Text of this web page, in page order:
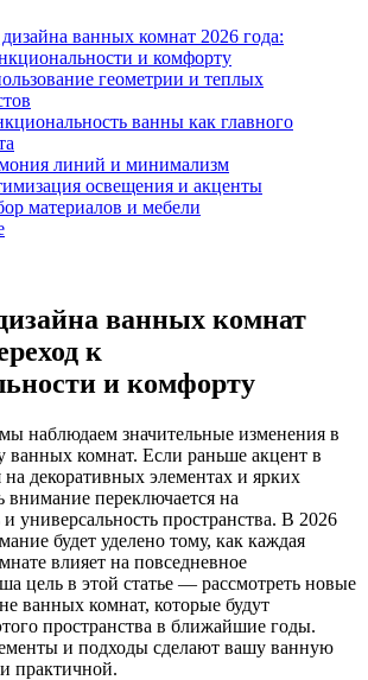
ванных комнат 2026 года:
и комфорту
геометрии и теплых
ванны как главного
линий и минимализм
освещения и акценты
материалов и мебели
ванных комнат
к
и комфорту
наблюдаем значительные изменения в
ванных комнат. Если раньше акцент в
декоративных элементах и ярких
внимание переключается на
универсальность пространства. В 2026
будет уделено тому, как каждая
влияет на повседневное
цель в этой статье — рассмотреть новые
ванных комнат, которые будут
пространства в ближайшие годы.
и подходы сделают вашу ванную
практичной.